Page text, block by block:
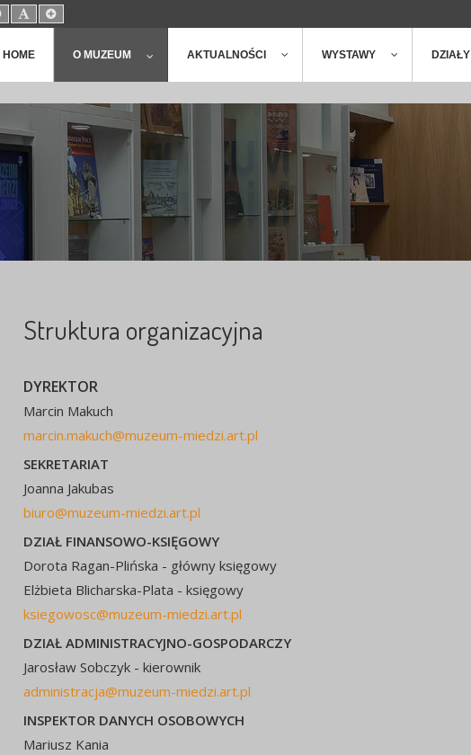
Set
Smaller
Set
Default
Set
Larger
HOME O MUZEUM AKTUALNOŚCI WYSTAWY DZIAŁY
Struktura organizacyjna
DYREKTOR
Marcin Makuch
marcin.makuch@muzeum-miedzi.art.pl
SEKRETARIAT
Joanna Jakubas
biuro@muzeum-miedzi.art.pl
DZIAŁ FINANSOWO-KSIĘGOWY
Dorota Ragan-Plińska - główny księgowy
Elżbieta Blicharska-Plata - księgowy
ksiegowosc@muzeum-miedzi.art.pl
DZIAŁ ADMINISTRACYJNO-GOSPODARCZY
Jarosław Sobczyk - kierownik
administracja@muzeum-miedzi.art.pl
INSPEKTOR DANYCH OSOBOWYCH
Mariusz Kania